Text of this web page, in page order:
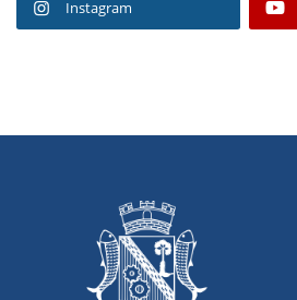
Instagram